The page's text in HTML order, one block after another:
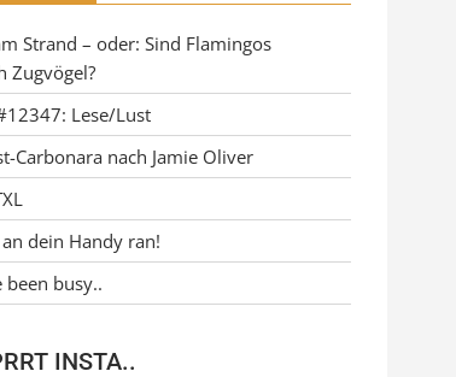
Strand – oder: Sind Flamingos
Zugvögel?
Lese/Lust
Carbonara nach Jamie Oliver
dein Handy ran!
been busy..
INSTA..